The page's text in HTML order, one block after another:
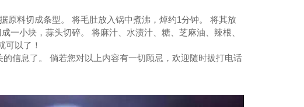
原料切成条型。 将毛肚放入锅中煮沸，焯约1分钟。 将其放
一小块，蒜头切碎。 将麻汁、水渍汁、糖、芝麻油、辣根、
可以了！
信息了。 倘若您对以上内容有一切顾忌，欢迎随时拔打电话